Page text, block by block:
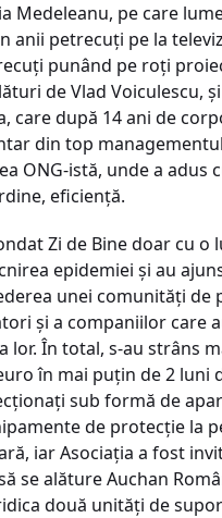
Medeleanu, pe care
anii petrecuți pe la
punând pe roți
de Vlad Voiculescu, și
care după 14 ani de
din top managementul
ONG-istă, unde a adus
eficiență.
Zi de Bine doar cu o
epidemiei și au
unei comunități de
și a companiilor care
lor. În total, s-au strâns
în mai puțin de 2 luni
sub formă de
de protecție la
iar Asociația a fost
se alăture Auchan
două unități de